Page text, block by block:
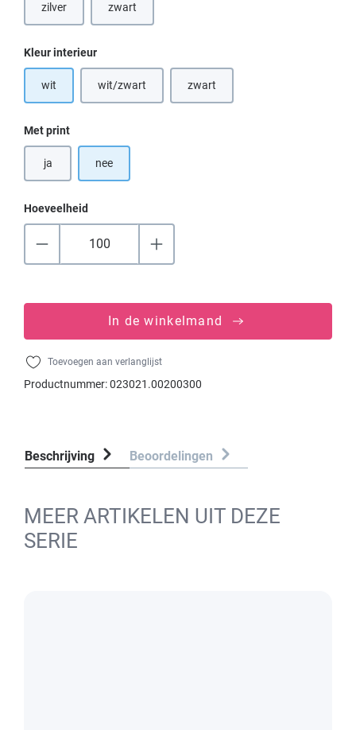
zilver(Deze optie is momenteel niet beschikbaar.)
zwart(Deze optie is momenteel niet beschikbaar.)
Selecteer
Kleur interieur
wit wit/zwart zwart(Deze optie is momenteel niet
Selecteer
Met print
ja nee
Hoeveelheid
In de winkelmand
Toevoegen aan verlanglijst
Productnummer:023021.00200300
Beschrijving Beoordelingen
MEER ARTIKELEN UIT DEZE
SERIE